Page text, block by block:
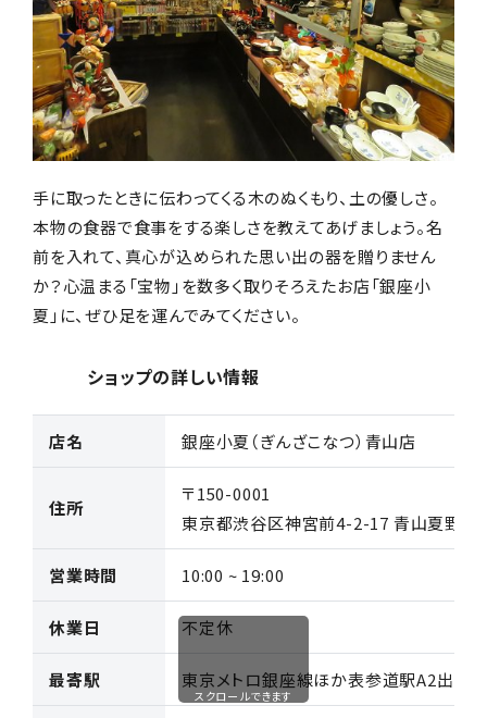
手に取ったときに伝わってくる木のぬくもり、土の優しさ。
本物の食器で食事をする楽しさを教えてあげましょう。名
前を入れて、真心が込められた思い出の器を贈りません
か？心温まる「宝物」を数多く取りそろえたお店「銀座小
夏」に、ぜひ足を運んでみてください。
ショップの詳しい情報
店名 銀座小夏（ぎんざこなつ）青山店
住所
〒150-0001
東京都渋谷区神宮前4-2-17 青山夏野R
営業時間 10:00 ~ 19:00
休業日 不定休
最寄駅 東京メトロ銀座線ほか表参道駅A2出口
スクロールできます